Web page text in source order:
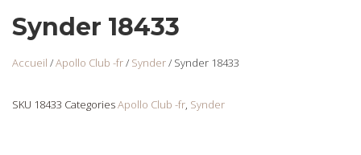
Synder 18433
Accueil /Apollo Club -fr/ Synder/ Synder 18433
SKU 18433 CategoriesApollo Club -fr, Synder